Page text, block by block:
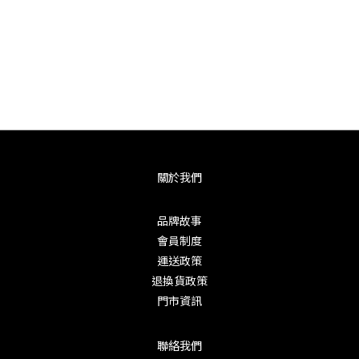
關於我們
品牌故事
會員制度
運送政策
退換貨政策
門市資訊
聯絡我們